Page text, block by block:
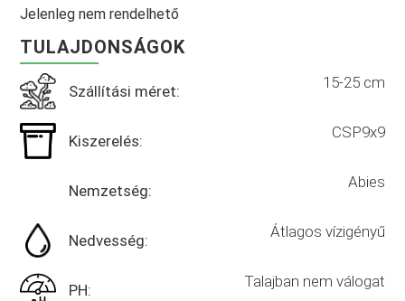
Jelenleg nem rendelhető
TULAJDONSÁGOK
Szállítási méret: 15-25 cm
Kiszerelés: CSP9x9
Nemzetség: Abies
Nedvesség: Átlagos vízigényű
PH: Talajban nem válogat